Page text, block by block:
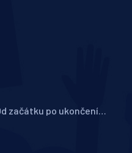
začátku po ukončení